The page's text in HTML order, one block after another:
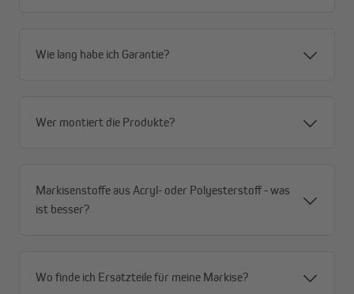
Wie lang habe ich Garantie?
Wer montiert die Produkte?
Markisenstoffe aus Acryl- oder Polyesterstoff - was
ist besser?
Wo finde ich Ersatzteile für meine Markise?